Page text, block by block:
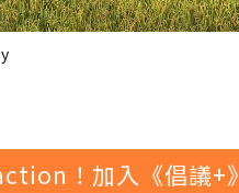
！加入《倡議+》